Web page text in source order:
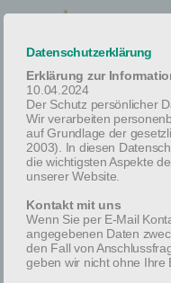
16/11/2017
Confrater Diakon Prof.
In Trauer gibt das
Lazarus zu Jerusalem im
daß es Gott dem
Datenschutzerklärung
Erklärung zur
10.04.2024
Der Schutz persönlicher
Wir verarbeiten
auf Grundlage der
2003). In diesen
die wichtigsten Aspekte
unserer Website.
Kontakt mit uns
Wenn Sie per E-Mail
angegebenen Daten
den Fall von
geben wir nicht ohne Ihre